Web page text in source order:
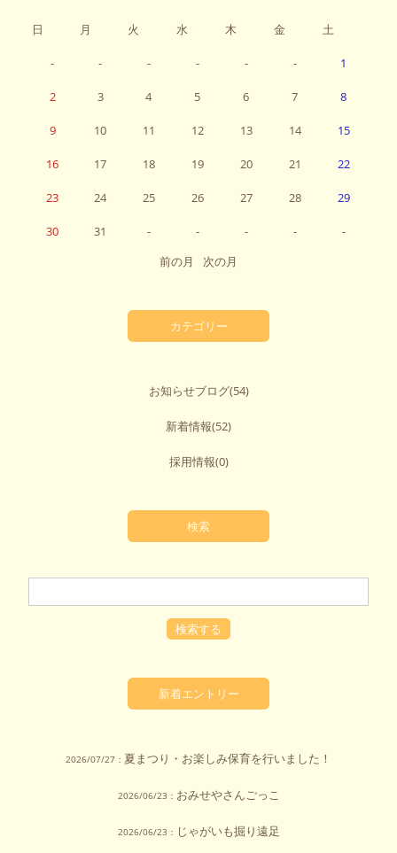
日 月 火 水 木 金 土
- - - - - - 1
2 3 4 5 6 7 8
9 10 11 12 13 14 15
16 17 18 19 20 21 22
23 24 25 26 27 28 29
30 31 - - - -
-
前の月
次の月
カテゴリー
お知らせブログ(54)
新着情報(52)
採用情報(0)
検索
新着エントリー
2026/07/27： 夏まつり・お楽しみ保育を行いました！
2026/06/23： おみせやさんごっこ
2026/06/23： じゃがいも掘り遠足